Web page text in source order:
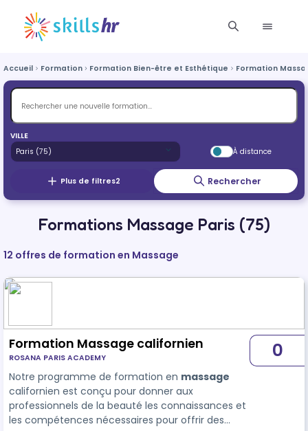
Accueil Formation Formation Bien-être et Esthétique Formation
VILLE
À distance
Plus de filtres2 Rechercher
Formations Massage Paris (75)
12 offres de formation en Massage
Formation Massage californien
ROSANA PARIS ACADEMY
Notre programme de formation en massage
californien est conçu pour donner aux
professionnels de la beauté les connaissances et
les compétences nécessaires pour offrir des
0